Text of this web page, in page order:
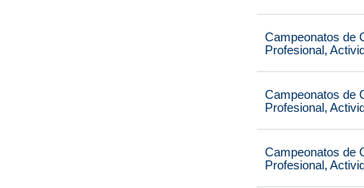
Campeonatos de
Profesional,
Campeonatos de
Profesional,
Campeonatos de
Profesional,